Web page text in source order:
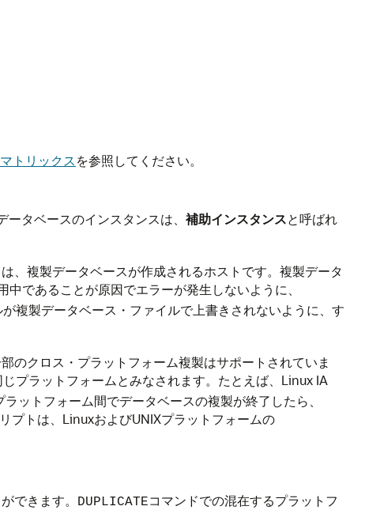
トリックスを参照してください。
タベースのインスタンスは、 補助インスタンスと呼ばれ
は、複製データベースが作成されるホストです。複製データ
であることが原因でエラーが発生しないように、
複製データベース・ファイルで上書きされないように、す
のクロス・プラットフォーム複製はサポートされていま
プラットフォームとみなされます。たとえば、Linux IA
トフォーム間でデータベースの複製が終了したら、
プトは、LinuxおよびUNIXプラットフォームの
できます。
DUPLICATEコマンドでの混在するプラットフ